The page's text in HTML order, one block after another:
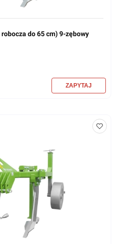
robocza do 65 cm) 9-zębowy